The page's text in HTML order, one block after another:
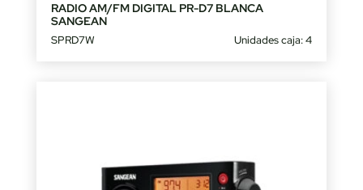
RADIO AM/FM DIGITAL PR-D7 BLANCA
SANGEAN
SPRD7W Unidades caja: 4